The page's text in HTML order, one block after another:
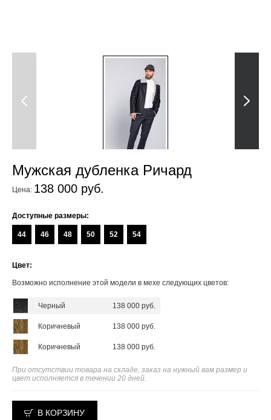
Previous Next
Мужская дубленка Ричард
Цена: 138 000 руб.
Доступные размеры:
44 46 48 50 52 54
Цвет:
Возможно исполнение этой модели в мехе следующих цветов:
Черный 138 000 руб.
Коричневый 138 000 руб.
Коричневый 138 000 руб.
При отсутствии товара на складе, заказ на нужный вам размер и
цвет исполняется в течении 20 дней.
В КОРЗИНУ